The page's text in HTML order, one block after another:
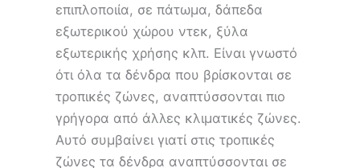
επιπλοποιία, σε πάτωμα, δάπεδα
εξωτερικού χώρου ντεκ, ξύλα
εξωτερικής χρήσης κλπ. Είναι γνωστό
ότι όλα τα δένδρα που βρίσκονται σε
τροπικές ζώνες, αναπτύσσονται πιο
γρήγορα από άλλες κλιματικές ζώνες.
Αυτό συμβαίνει γιατί στις τροπικές
ζώνες τα δένδρα αναπτύσσονται σε